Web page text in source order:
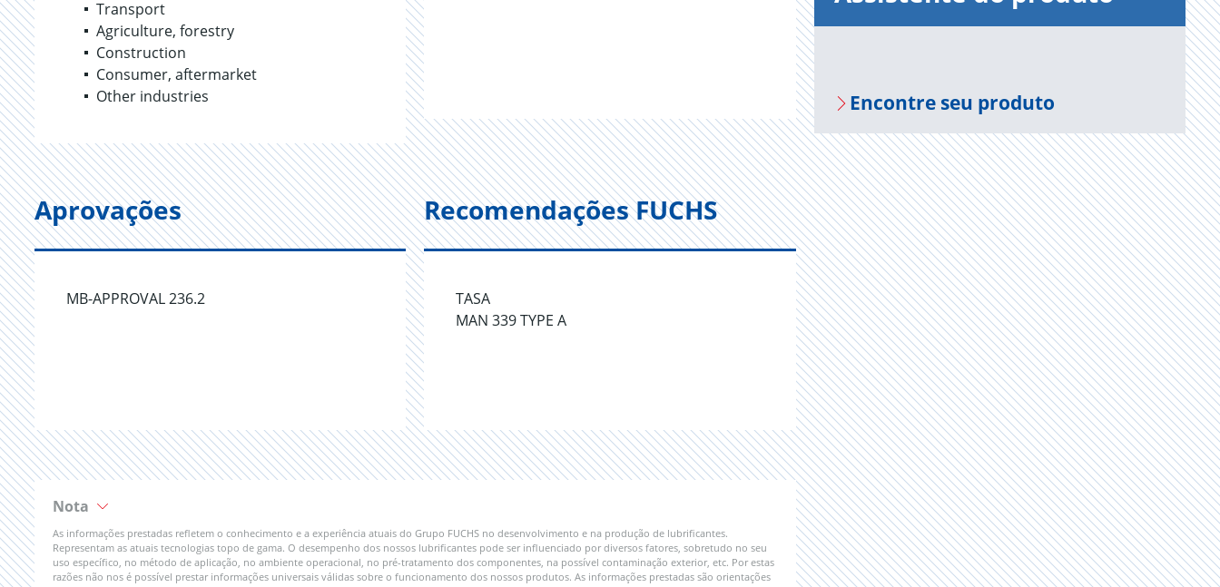
Transport
Agriculture, forestry
Construction
Consumer, aftermarket
Other industries
Aprovações
MB-APPROVAL 236.2
Recomendações FUCHS
TASA
MAN 339 TYPE A
Nota
As informações prestadas refletem o conhecimento e a experiência atuais do Grupo FUCHS no desenvolvimento e na produção de lubrificantes.
Representam as atuais tecnologias topo de gama. O desempenho dos nossos lubrificantes pode ser influenciado por diversos fatores, sobretudo no seu
uso específico, no método de aplicação, no ambiente operacional, no pré-tratamento dos componentes, na possível contaminação exterior, etc. Por estas
razões não nos é possível prestar informações universais válidas sobre o funcionamento dos nossos produtos. As informações prestadas são orientações
Encontre seu produto